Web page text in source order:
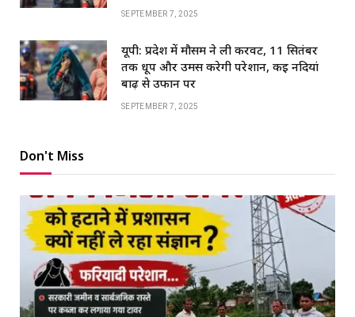
SEPTEMBER 7, 2025
यूपी: प्रदेश में मौसम ने ली करवट, 11 सितंबर
तक धूप और उमस करेगी परेशान, कई नदियां
बाढ़ से उफान पर
SEPTEMBER 7, 2025
Don't Miss